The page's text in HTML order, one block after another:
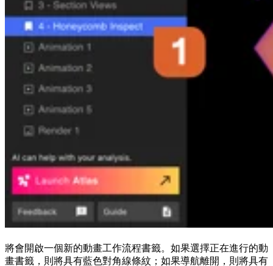
將會開啟一個新的動畫工作流程書籤。如果選擇正在進行的動
畫書籤，則將具有藍色對角線條紋；如果導航離開，則將具有